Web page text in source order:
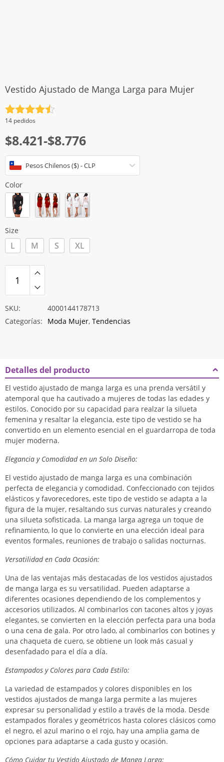
Vestido Ajustado de Manga Larga para Mujer
Valorado
con
de 5
14 pedidos
$8.421-$8.776
Rango
de
precios:
desde
$8.421
hasta
$8.776
Pesos Chilenos ($) - CLP
Color
Size
L M S XL
SKU:
4000144178713
Categorías:
Moda Mujer, Tendencias
Detalles del producto
El vestido ajustado de manga larga es una prenda versátil y
atemporal que ha cautivado a mujeres de todas las edades y
estilos. Conocido por su capacidad para realzar la silueta
femenina y resaltar la elegancia, este tipo de vestido se ha
convertido en un elemento esencial en el guardarropa de toda
mujer moderna.
Elegancia y Comodidad en un Solo Diseño:
El vestido ajustado de manga larga es una combinación
perfecta de elegancia y comodidad. Confeccionado con tejidos
elásticos y favorecedores, este tipo de vestido se adapta a la
figura de la mujer, resaltando sus curvas naturales y creando
una silueta sofisticada. La manga larga agrega un toque de
refinamiento, lo que lo convierte en una elección ideal para
eventos formales, reuniones de trabajo o salidas nocturnas.
Versatilidad en Cada Ocasión:
Una de las ventajas más destacadas de los vestidos ajustados
de manga larga es su versatilidad. Pueden adaptarse a
diferentes ocasiones dependiendo de los complementos y
accesorios utilizados. Al combinarlos con tacones altos y joyas
elegantes, se convierten en la elección perfecta para una boda
o una cena de gala. Por otro lado, al combinarlos con botines y
una chaqueta de cuero, se obtiene un look más casual y
desenfadado para el día a día.
Estampados y Colores para Cada Estilo:
La variedad de estampados y colores disponibles en los
vestidos ajustados de manga larga permite a las mujeres
expresar su personalidad y estilo a través de la moda. Desde
estampados florales y geométricos hasta colores clásicos como
el negro, el azul marino o el rojo, hay una amplia gama de
opciones para adaptarse a cada gusto y ocasión.
Cómo Cuidar tu Vestido Ajustado de Manga Larga: